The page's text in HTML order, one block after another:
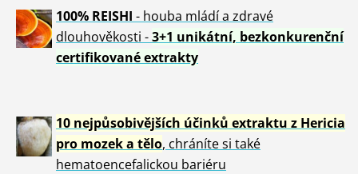
100% REISHI - houba mládí a zdravé
dlouhověkosti -3+1 unikátní, bezkonkurenční
certifikované extrakty
10 nejpůsobivějších účinků extraktu z Hericia
pro mozek a tělo, chráníte si také
hematoencefalickou bariéru